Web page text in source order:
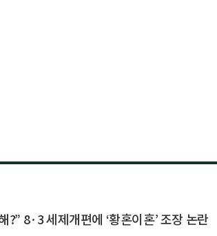
?” 8·3 세제개편에 ‘황혼이혼’ 조장 논란